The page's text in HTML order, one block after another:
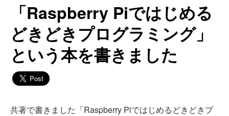
「Raspberry Piではじめる
どきどきプログラミング」
という本を書きました
共著で書きました「Raspberry Piではじめるどきどきプ